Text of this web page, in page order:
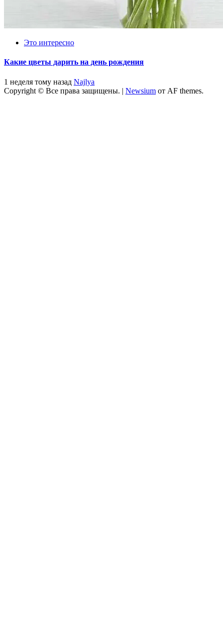
Это интересно
Какие цветы дарить на день рождения
1 неделя тому назад Najlya
Copyright © Все права защищены. | Newsium от AF themes.